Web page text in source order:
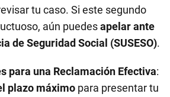
tu caso. Si este segundo
aún puedesapelar ante
de Seguridad Social (SUSESO).
para una Reclamación Efectiva:
plazo máximo para presentar tu